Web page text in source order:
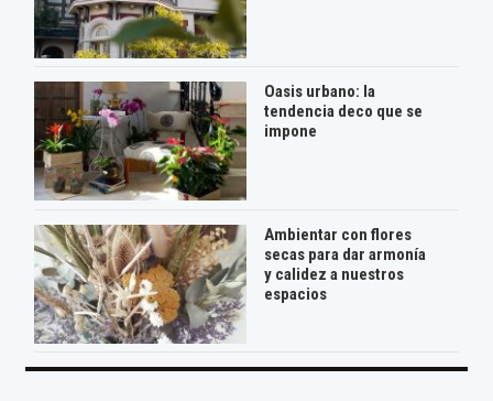
Oasis urbano: la
tendencia deco que se
impone
Ambientar con flores
secas para dar armonía
y calidez a nuestros
espacios